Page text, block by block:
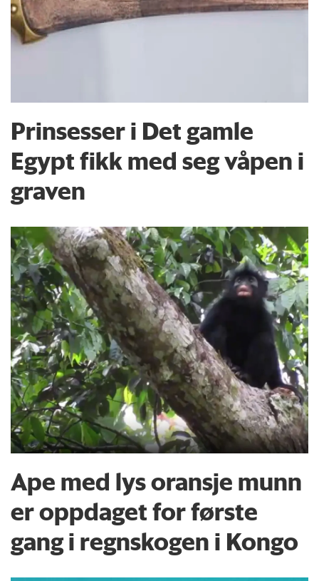
Prinsesser i Det gamle
Egypt fikk med seg våpen i
graven
Ape med lys oransje munn
er oppdaget for første
gang i regnskogen i Kongo